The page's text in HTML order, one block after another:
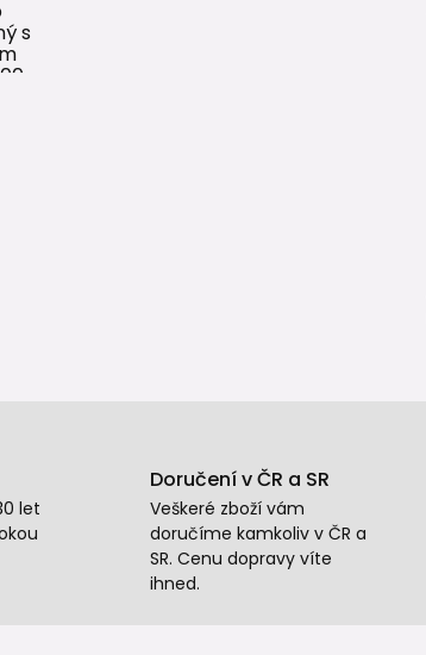
let
Doručení v ČR a SR
Veškeré zboží vám
doručíme kamkoliv v ČR a
SR. Cenu dopravy víte
ihned.